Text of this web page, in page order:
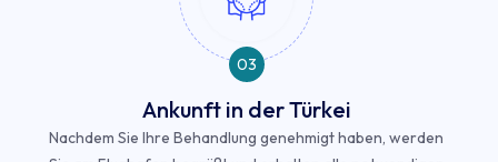
03
Ankunft in der Türkei
Nachdem Sie Ihre Behandlung genehmigt haben, werden